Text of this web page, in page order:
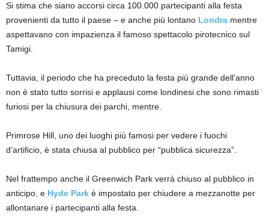
Si stima che siano accorsi circa 100.000 partecipanti alla festa
provenienti da tutto il paese – e anche più lontano Londra mentre
aspettavano con impazienza il famoso spettacolo pirotecnico sul
Tamigi.
Tuttavia, il periodo che ha preceduto la festa più grande dell’anno
non è stato tutto sorrisi e applausi come londinesi che sono rimasti
furiosi per la chiusura dei parchi, mentre.
Primrose Hill, uno dei luoghi più famosi per vedere i fuochi
d’artificio, è stata chiusa al pubblico per “pubblica sicurezza”.
Nel frattempo anche il Greenwich Park verrà chiuso al pubblico in
anticipo, e Hyde Park è impostato per chiudere a mezzanotte per
allontanare i partecipanti alla festa.